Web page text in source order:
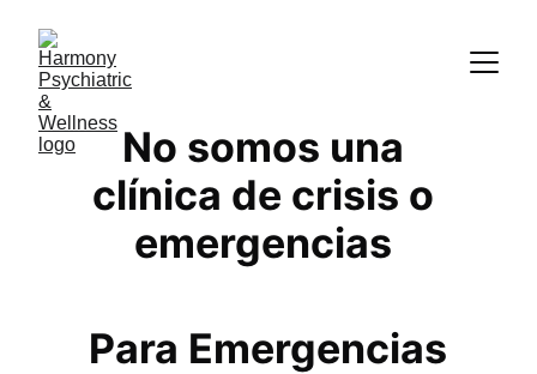
No somos una
clínica de crisis o
emergencias
Para Emergencias